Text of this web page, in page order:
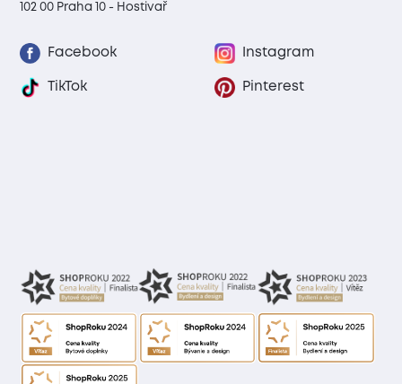
102 00 Praha 10 - Hostivař
Facebook Instagram
TikTok Pinterest